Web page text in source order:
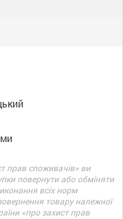
прав споживачів» ви
повернути або обміняти
всіх норм
товару належної
«про захист прав